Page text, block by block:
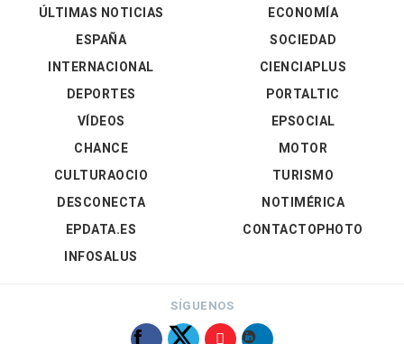
ÚLTIMAS NOTICIAS
ESPAÑA
INTERNACIONAL
DEPORTES
VÍDEOS
ECONOMÍA
SOCIEDAD
CIENCIAPLUS
PORTALTIC
EPSOCIAL
CHANCE
CULTURAOCIO
DESCONECTA
EPDATA.ES
INFOSALUS
MOTOR
TURISMO
NOTIMÉRICA
CONTACTOPHOTO
SÍGUENOS